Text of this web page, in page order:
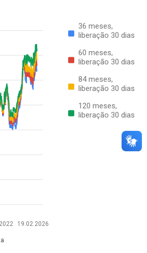
36 meses,
liberação 30 dias
60 meses,
liberação 30 dias
84 meses,
liberação 30 dias
120 meses,
liberação 30 dias
19.02.2026